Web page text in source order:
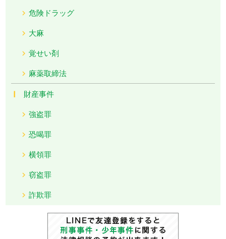
危険ドラッグ
大麻
覚せい剤
麻薬取締法
財産事件
強盗罪
恐喝罪
横領罪
窃盗罪
詐欺罪